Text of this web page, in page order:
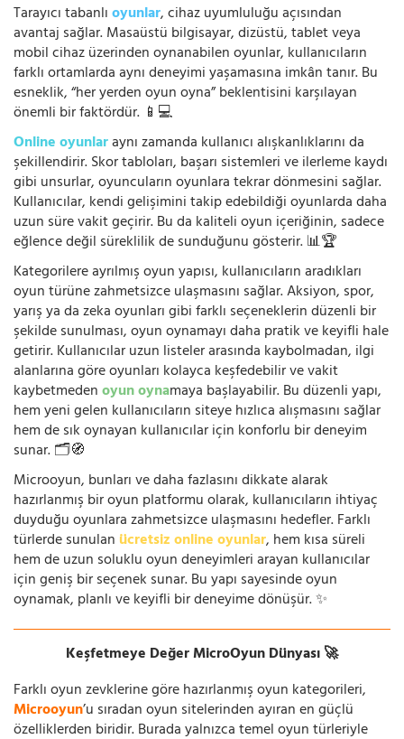
Tarayıcı tabanlıoyunlar, cihaz uyumluluğu açısından
avantaj sağlar. Masaüstü bilgisayar, dizüstü, tablet veya
mobil cihaz üzerinden oynanabilen oyunlar, kullanıcıların
farklı ortamlarda aynı deneyimi yaşamasına imkân tanır. Bu
esneklik, “her yerden oyun oyna” beklentisini karşılayan
önemli bir faktördür. 📱💻
Online oyunlaraynı zamanda kullanıcı alışkanlıklarını da
şekillendirir. Skor tabloları, başarı sistemleri ve ilerleme kaydı
gibi unsurlar, oyuncuların oyunlara tekrar dönmesini sağlar.
Kullanıcılar, kendi gelişimini takip edebildiği oyunlarda daha
uzun süre vakit geçirir. Bu da kaliteli oyun içeriğinin, sadece
eğlence değil süreklilik de sunduğunu gösterir. 📊🏆
Kategorilere ayrılmış oyun yapısı, kullanıcıların aradıkları
oyun türüne zahmetsizce ulaşmasını sağlar. Aksiyon, spor,
yarış ya da zeka oyunları gibi farklı seçeneklerin düzenli bir
şekilde sunulması, oyun oynamayı daha pratik ve keyifli hale
getirir. Kullanıcılar uzun listeler arasında kaybolmadan, ilgi
alanlarına göre oyunları kolayca keşfedebilir ve vakit
kaybetmedenoyun oynamaya başlayabilir. Bu düzenli yapı,
hem yeni gelen kullanıcıların siteye hızlıca alışmasını sağlar
hem de sık oynayan kullanıcılar için konforlu bir deneyim
sunar. 🗂️🧭
Microoyun, bunları ve daha fazlasını dikkate alarak
hazırlanmış bir oyun platformu olarak, kullanıcıların ihtiyaç
duyduğu oyunlara zahmetsizce ulaşmasını hedefler. Farklı
türlerde sunulan ücretsiz online oyunlar, hem kısa süreli
hem de uzun soluklu oyun deneyimleri arayan kullanıcılar
için geniş bir seçenek sunar. Bu yapı sayesinde oyun
oynamak, planlı ve keyifli bir deneyime dönüşür. ✨
Keşfetmeye Değer MicroOyun Dünyası 🚀
Farklı oyun zevklerine göre hazırlanmış oyun kategorileri,
Microoyun’u sıradan oyun sitelerinden ayıran en güçlü
özelliklerden biridir. Burada yalnızca temel oyun türleriyle